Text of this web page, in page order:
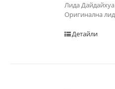
Лида Дайдайхуа
Оригинална
Детайли